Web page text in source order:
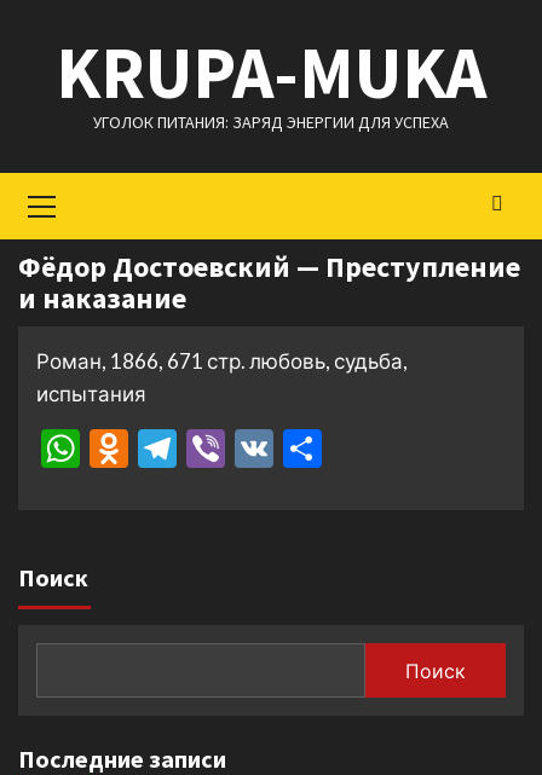
содержимому
KRUPA-MUKA
УГОЛОК ПИТАНИЯ: ЗАРЯД ЭНЕРГИИ ДЛЯ УСПЕХА
меню
Фёдор Достоевский — Преступление
и наказание
Роман, 1866, 671 стр. любовь, судьба,
испытания
WhatsApp
Odnoklassniki
Telegram
Viber
VK
Поиск
Поиск
Последние записи